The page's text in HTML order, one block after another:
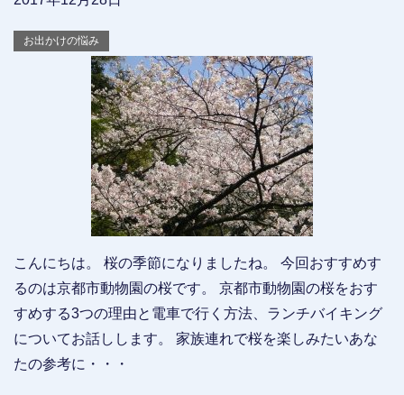
お出かけの悩み
こんにちは。 桜の季節になりましたね。 今回おすすめす
るのは京都市動物園の桜です。 京都市動物園の桜をおす
すめする3つの理由と電車で行く方法、ランチバイキング
についてお話しします。 家族連れで桜を楽しみたいあな
たの参考に・・・